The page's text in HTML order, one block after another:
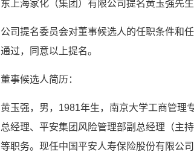
东上海家化（集团）有限公司提名黄玉强先
公司提名委员会对董事候选人的任职条件和
通过，同意以上提名。
董事候选人简历：
黄玉强，男，1981年生，南京大学工商管理
总经理、平安集团风险管理部副总经理（主
等职务。现任中国平安人寿保险股份有限公